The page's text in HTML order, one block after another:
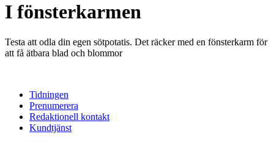
I fönsterkarmen
Testa att odla din egen sötpotatis. Det räcker med en fönsterkarm för
att få ätbara blad och blommor
Tidningen
Prenumerera
Redaktionell kontakt
Kundtjänst